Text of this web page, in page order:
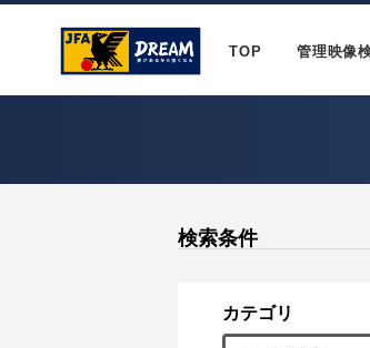
TOP 管理映像
検索条件
カテゴリ